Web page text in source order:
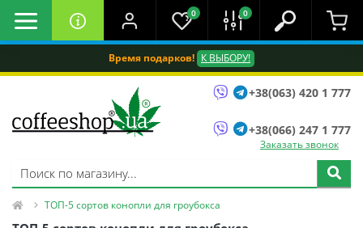
Время подарков! К ВЫБОРУ!
0 0
+38(063) 420 1 777
+38(066) 247 1 777
Заказать звонок
ТОП-5 сортов конопли для гроубокса